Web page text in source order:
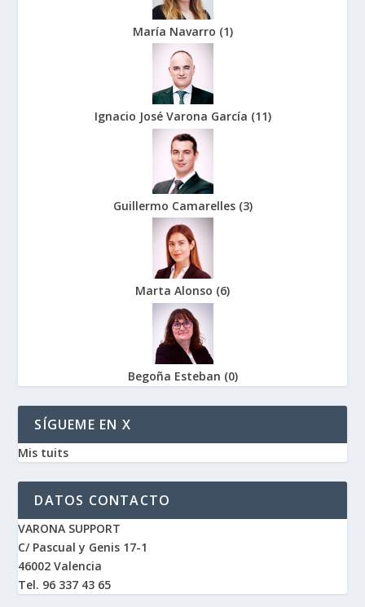
María Navarro (1)
Ignacio José Varona García (11)
Guillermo Camarelles (3)
Marta Alonso (6)
Begoña Esteban (0)
SÍGUEME EN X
Mis tuits
DATOS CONTACTO
VARONA SUPPORT
C/ Pascual y Genis 17-1
46002 Valencia
Tel. 96 337 43 65